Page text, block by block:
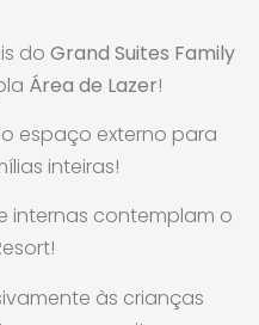
do Grand Suites Family
Área de Lazer!
espaço externo para
inteiras!
internas contemplam o
às crianças